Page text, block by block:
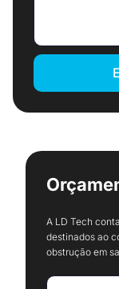
A LD Tech
destinados ao
obstrução em